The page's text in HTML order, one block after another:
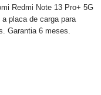
Redmi Note 13 Pro+ 5G
placa de carga para
Garantia 6 meses.